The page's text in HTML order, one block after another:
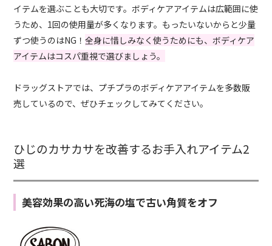
イテムを選ぶことも大切です。ボディケアアイテムは広範囲に使
うため、1回の使用量が多くなります。もったいないからと少量
ずつ使うのはNG！全身に惜しみなく使うためにも、ボディケア
アイテムはコスパ重視で選びましょう。
ドラッグストアでは、プチプラのボディケアアイテムを多数販
売しているので、ぜひチェックしてみてください。
ひじのカサカサを改善するお手入れアイテム2
選
美容効果の高い死海の塩で古い角質をオフ